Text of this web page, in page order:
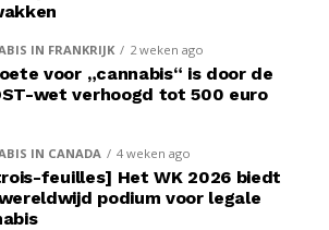
IN FRANKRIJK 2 weken ago
voor „cannabis“ is door de
wet verhoogd tot 500 euro
IN CANADA 4 weken ago
feuilles] Het WK 2026 biedt
podium voor legale